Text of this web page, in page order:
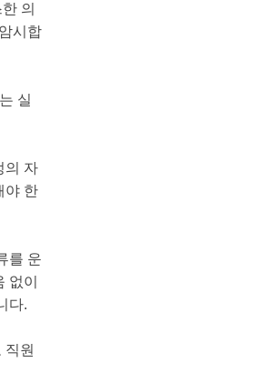
의
시합
실
의 자
야 한
를 운
없이
다.
직원